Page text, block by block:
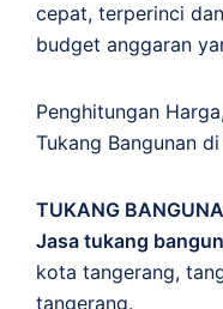
cepat, terperinci
budget anggaran
Penghitungan Harga
Tukang Bangunan
TUKANG
Jasa tukang
kota tangerang,
tangerang.